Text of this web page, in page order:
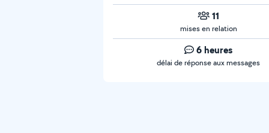
11
mises en relation
6 heures
délai de réponse aux messages